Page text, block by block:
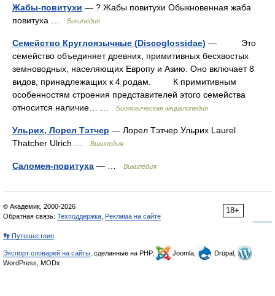
Жабы-повитухи — ? Жабы повитухи Обыкновенная жаба
повитуха …
Википедия
Семейство Круглоязычные (Discoglossidae) — Это
семейство объединяет древних, примитивных бесхвостых
земноводных, населяющих Европу и Азию. Оно включает 8
видов, принадлежащих к 4 родам. К примитивным
особенностям строения представителей этого семейства
относится наличие… …
Биологическая энциклопедия
Ульрих, Лорел Тэтчер — Лорел Тэтчер Ульрих Laurel
Thatcher Ulrich …
Википедия
Саломея-повитуха — … Википедия
18+
© Академик, 2000-2026
Обратная связь: Техподдержка Реклама на сайте
👣 Путешествия
Экспорт словарей на сайты , сделанные на PHP, Joomla,
Drupal,
WordPress, MODx.